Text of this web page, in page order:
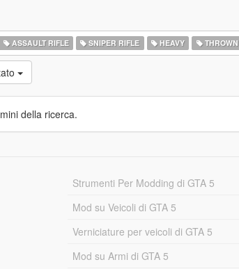
ASSAULT RIFLE SNIPER RIFLE HEAVY THROWN
della ricerca.
Strumenti Per Modding di GTA 5
Mod su Veicoli di GTA 5
Verniciature per veicoli di GTA 5
Mod su Armi di GTA 5